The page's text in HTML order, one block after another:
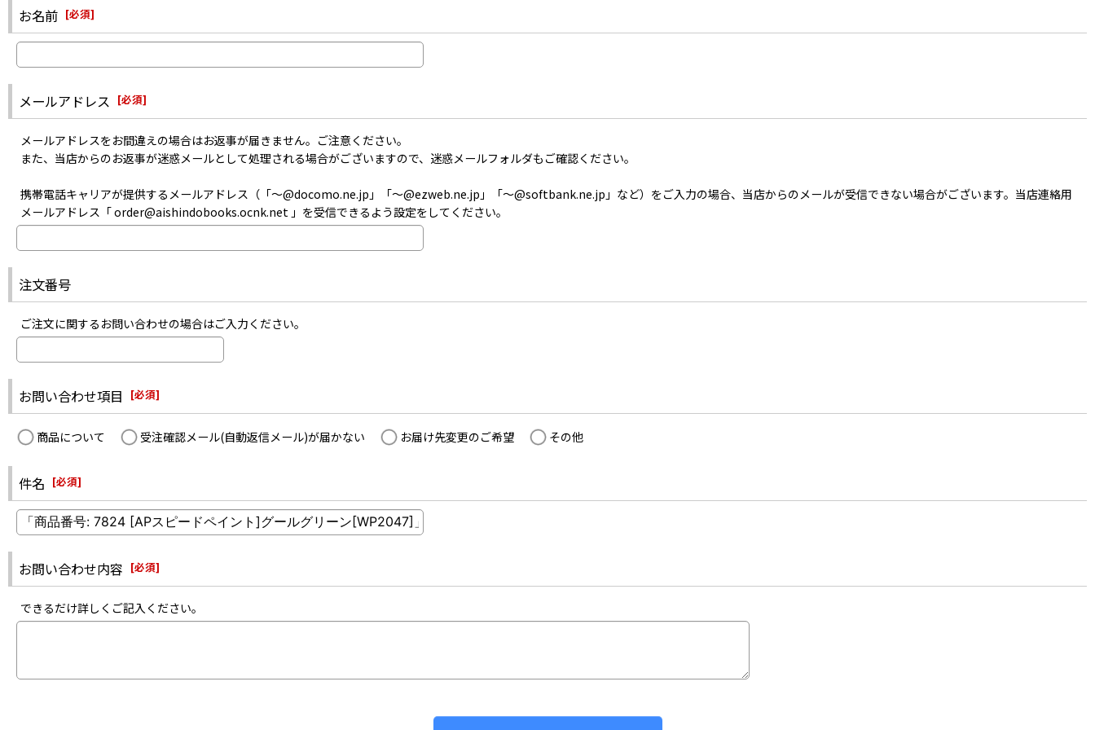
また、メーカーにて生産が終了した商品のお取り寄せは出来ません。
あらかじめご了承ください。
・迷惑メールフォルダに入っていないか
・指定以外受信拒否やパソコンメール拒否などの設定をしていないか
・記入した自分のメールアドレスは間違っていなかったか
などをご確認のうえお問い合わせください。
お名前 [必須]
メールアドレス [必須]
メールアドレスをお間違えの場合はお返事が届きません。ご注意ください。
また、当店からのお返事が迷惑メールとして処理される場合がございますので、迷惑メールフォルダもご確認ください。
携帯電話キャリアが提供するメールアドレス（「〜@docomo.ne.jp」「〜@ezweb.ne.jp」「〜@softbank.ne.jp」など）をご入力の場合、当店からのメールが受信できない場合がございます。当店連絡用
メールアドレス「 order@aishindobooks.ocnk.net 」を受信できるよう設定をしてください。
注文番号
ご注文に関するお問い合わせの場合はご入力ください。
お問い合わせ項目 [必須]
商品について 受注確認メール(自動返信メール)が届かない お届け先変更のご希望 その他
件名 [必須]
お問い合わせ内容 [必須]
できるだけ詳しくご記入ください。